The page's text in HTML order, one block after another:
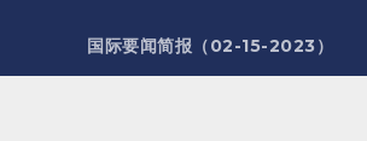
国际要闻简报（02-15-2023）